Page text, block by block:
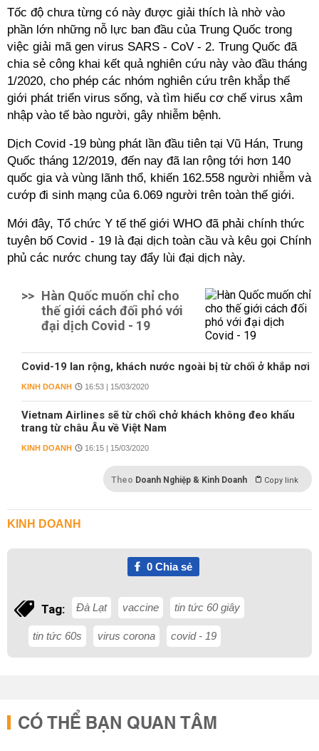
Tốc độ chưa từng có này được giải thích là nhờ vào
phần lớn những nỗ lực ban đầu của Trung Quốc trong
việc giải mã gen virus SARS - CoV - 2. Trung Quốc đã
chia sẻ công khai kết quả nghiên cứu này vào đầu tháng
1/2020, cho phép các nhóm nghiên cứu trên khắp thế
giới phát triển virus sống, và tìm hiểu cơ chế virus xâm
nhập vào tế bào người, gây nhiễm bệnh.
Dịch Covid -19 bùng phát lần đầu tiên tại Vũ Hán, Trung
Quốc tháng 12/2019, đến nay đã lan rộng tới hơn 140
quốc gia và vùng lãnh thổ, khiến 162.558 người nhiễm và
cướp đi sinh mạng của 6.069 người trên toàn thế giới.
Mới đây, Tổ chức Y tế thế giới WHO đã phải chính thức
tuyên bố Covid - 19 là đại dịch toàn cầu và kêu gọi Chính
phủ các nước chung tay đẩy lùi đại dịch này.
>> Hàn Quốc muốn chỉ cho
thế giới cách đối phó với
đại dịch Covid - 19
Covid-19 lan rộng, khách nước ngoài bị từ chối ở khắp nơi
KINH DOANH 16:53 | 15/03/2020
Vietnam Airlines sẽ từ chối chở khách không đeo khẩu
trang từ châu Âu về Việt Nam
KINH DOANH 16:15 | 15/03/2020
Theo Doanh Nghiệp & Kinh Doanh Copy link
KINH DOANH
0Chia sẻ
Tag: Đà Lạt vaccine tin tức 60 giây
tin tức 60s virus corona covid - 19
CÓ THỂ BẠN QUAN TÂM